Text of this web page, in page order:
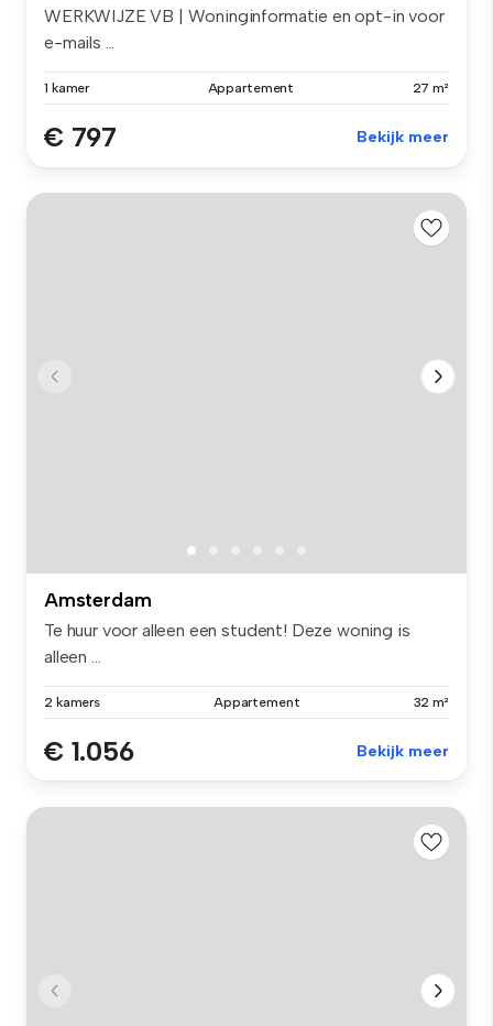
WERKWIJZE VB | Woninginformatie en opt-in voor
e-mails ...
1 kamer Appartement 27 m²
€ 797 Bekijk meer
Amsterdam
Te huur voor alleen een student! Deze woning is
alleen ...
2 kamers Appartement 32 m²
€ 1.056 Bekijk meer